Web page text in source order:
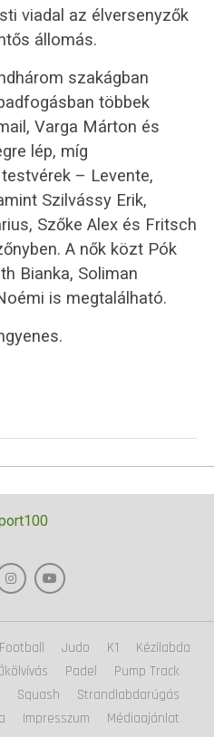
viadal az élversenyzők
állomás.
szakágban
többek
Varga Márton és
lép, míg
– Levente,
Szilvássy Erik,
Szőke Alex és Fritsch
A nők közt Pók
Bianka, Soliman
is megtalálható.
Judo K1
Kézilabda
Padel
Pump Track
Squash
Strandlabdarúgás
Impresszum Médiaajánlat